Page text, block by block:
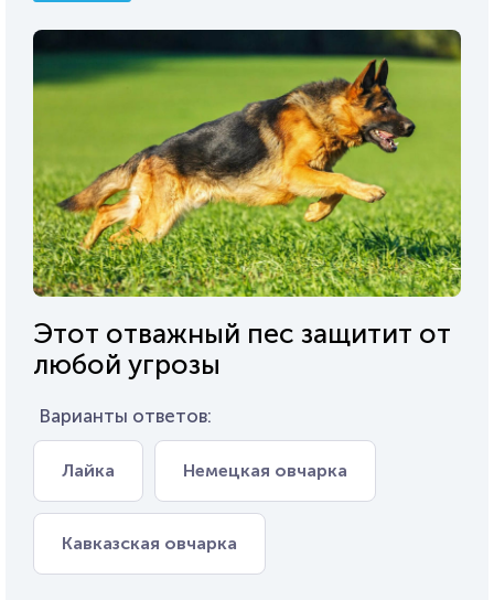
Этот отважный пес защитит от
любой угрозы
Варианты ответов:
Лайка Немецкая овчарка
Кавказская овчарка